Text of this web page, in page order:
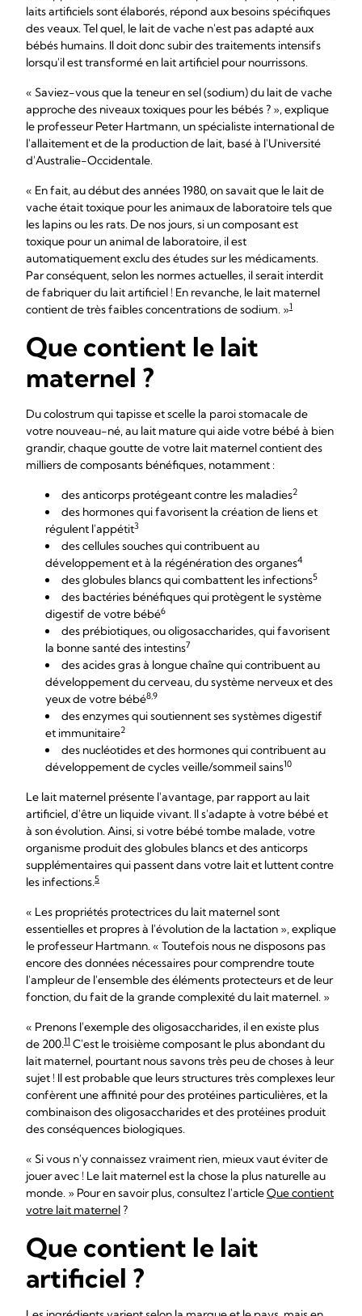
laits artificiels sont élaborés, répond aux besoins spécifiques
des veaux. Tel quel, le lait de vache n'est pas adapté aux
bébés humains. Il doit donc subir des traitements intensifs
lorsqu'il est transformé en lait artificiel pour nourrissons.
« Saviez-vous que la teneur en sel (sodium) du lait de vache
approche des niveaux toxiques pour les bébés ? », explique
le professeur Peter Hartmann, un spécialiste international de
l'allaitement et de la production de lait, basé à l'Université
d'Australie-Occidentale.
« En fait, au début des années 1980, on savait que le lait de
vache était toxique pour les animaux de laboratoire tels que
les lapins ou les rats. De nos jours, si un composant est
toxique pour un animal de laboratoire, il est
automatiquement exclu des études sur les médicaments.
Par conséquent, selon les normes actuelles, il serait interdit
de fabriquer du lait artificiel ! En revanche, le lait maternel
contient de très faibles concentrations de sodium. »1
Que contient le lait
maternel ?
Du colostrum qui tapisse et scelle la paroi stomacale de
votre nouveau-né, au lait mature qui aide votre bébé à bien
grandir, chaque goutte de votre lait maternel contient des
milliers de composants bénéfiques, notamment :
des anticorps protégeant contre les maladies2
des hormones qui favorisent la création de liens et
régulent l'appétit3
des cellules souches qui contribuent au
développement et à la régénération des organes4
des globules blancs qui combattent les infections5
des bactéries bénéfiques qui protègent le système
digestif de votre bébé6
des prébiotiques, ou oligosaccharides, qui favorisent
la bonne santé des intestins7
des acides gras à longue chaîne qui contribuent au
développement du cerveau, du système nerveux et des
yeux de votre bébé8,9
des enzymes qui soutiennent ses systèmes digestif
et immunitaire2
des nucléotides et des hormones qui contribuent au
développement de cycles veille/sommeil sains10
Le lait maternel présente l'avantage, par rapport au lait
artificiel, d'être un liquide vivant. Il s'adapte à votre bébé et
à son évolution. Ainsi, si votre bébé tombe malade, votre
organisme produit des globules blancs et des anticorps
supplémentaires qui passent dans votre lait et luttent contre
les infections.5
« Les propriétés protectrices du lait maternel sont
essentielles et propres à l'évolution de la lactation », explique
le professeur Hartmann. « Toutefois nous ne disposons pas
encore des données nécessaires pour comprendre toute
l'ampleur de l'ensemble des éléments protecteurs et de leur
fonction, du fait de la grande complexité du lait maternel. »
« Prenons l'exemple des oligosaccharides, il en existe plus
de 200.11 C'est le troisième composant le plus abondant du
lait maternel, pourtant nous savons très peu de choses à leur
sujet ! Il est probable que leurs structures très complexes leur
confèrent une affinité pour des protéines particulières, et la
combinaison des oligosaccharides et des protéines produit
des conséquences biologiques.
« Si vous n'y connaissez vraiment rien, mieux vaut éviter de
jouer avec ! Le lait maternel est la chose la plus naturelle au
monde. » Pour en savoir plus, consultez l'articleQue contient
votre lait maternel ?
Que contient le lait
artificiel ?